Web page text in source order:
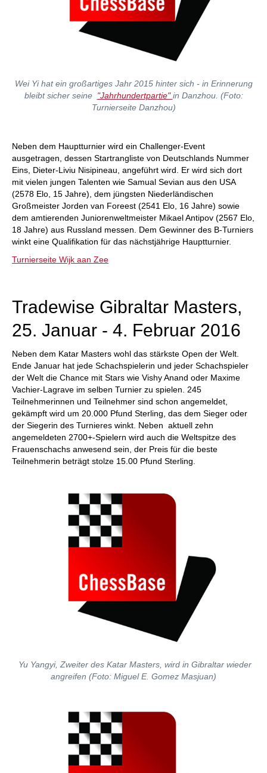
Wei Yi hat ein großartiges Jahr 2015 hinter sich - in Erinnerung
bleibt sicher seine "Jahrhundertpartie"in Danzhou. (Foto:
Turnierseite Danzhou)
Neben dem Hauptturnier wird ein Challenger-Event
ausgetragen, dessen Startrangliste von Deutschlands Nummer
Eins, Dieter-Liviu Nisipineau, angeführt wird. Er wird sich dort
mit vielen jungen Talenten wie Samual Sevian aus den USA
(2578 Elo, 15 Jahre), dem jüngsten Niederländischen
Großmeister Jorden van Foreest (2541 Elo, 16 Jahre) sowie
dem amtierenden Juniorenweltmeister Mikael Antipov (2567 Elo,
18 Jahre) aus Russland messen. Dem Gewinner des B-Turniers
winkt eine Qualifikation für das nächstjährige Hauptturnier.
Turnierseite Wijk aan Zee
Tradewise Gibraltar Masters,
25. Januar - 4. Februar 2016
Neben dem Katar Masters wohl das stärkste Open der Welt.
Ende Januar hat jede Schachspielerin und jeder Schachspieler
der Welt die Chance mit Stars wie Vishy Anand oder Maxime
Vachier-Lagrave im selben Turnier zu spielen. 245
Teilnehmerinnen und Teilnehmer sind schon angemeldet,
gekämpft wird um 20.000 Pfund Sterling, das dem Sieger oder
der Siegerin des Turnieres winkt. Neben aktuell zehn
angemeldeten 2700+-Spielern wird auch die Weltspitze des
Frauenschachs anwesend sein, der Preis für die beste
Teilnehmerin beträgt stolze 15.00 Pfund Sterling.
Yu Yangyi, Zweiter des Katar Masters, wird in Gibraltar wieder
angreifen (Foto: Miguel E. Gomez Masjuan)